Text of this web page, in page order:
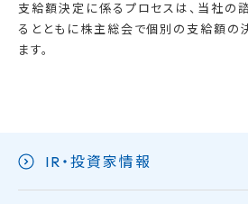
支給額決定に係るプロセスは、当社の
るとともに株主総会で個別の支給額の
ます。
IR・投資家情報